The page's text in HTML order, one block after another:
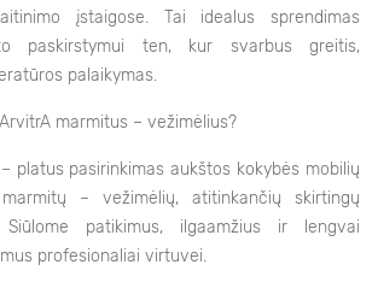
įstaigose. Tai idealus sprendimas
paskirstymui ten, kur svarbus greitis,
palaikymas.
marmitus – vežimėlius?
platus pasirinkimas aukštos kokybės mobilių
– vežimėlių, atitinkančių skirtingų
patikimus, ilgaamžius ir lengvai
profesionaliai virtuvei.